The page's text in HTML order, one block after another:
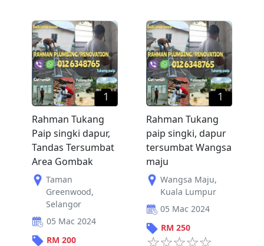
1
Rahman Tukang
Paip singki dapur,
Tandas Tersumbat
Area Gombak
Taman
Greenwood,
Selangor
05 Mac 2024
RM 200
1
Rahman Tukang
paip singki, dapur
tersumbat Wangsa
maju
Wangsa Maju,
Kuala Lumpur
05 Mac 2024
RM 250